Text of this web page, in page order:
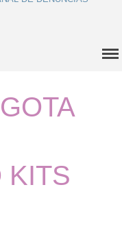
Comuns
VISÃO E VALORES
DE USO E POLÍTICA
KITS